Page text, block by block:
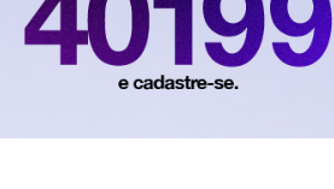
SC